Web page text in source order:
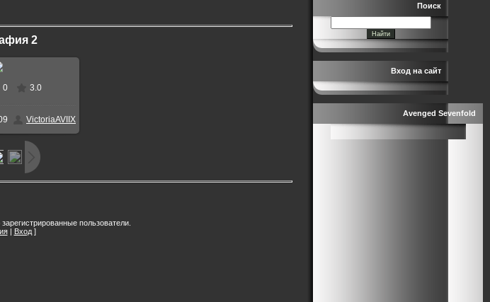
2
486x697
0 3.0
VictoriaAVIIX
пользователи.
| Вход]
Поиск
Вход на сайт
Avenged Sevenfold